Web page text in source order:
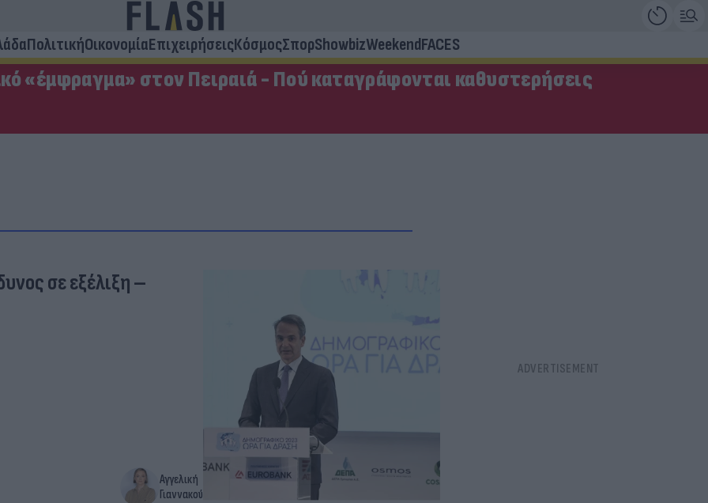
ΠολιτικήΟικονομίαΕπιχειρήσειςΚόσμοςΣπορShowbizWeekendFACES
«έμφραγμα» στον Πειραιά - Πού καταγράφονται καθυστερήσεις
σε εξέλιξη –
Αγγελική
Γιαννακού